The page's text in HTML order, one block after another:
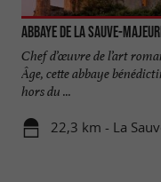
Abbaye de La Sauve-
Chef d’œuvre de l’art
Âge, cette abbaye
hors du ...
22,3 km - La